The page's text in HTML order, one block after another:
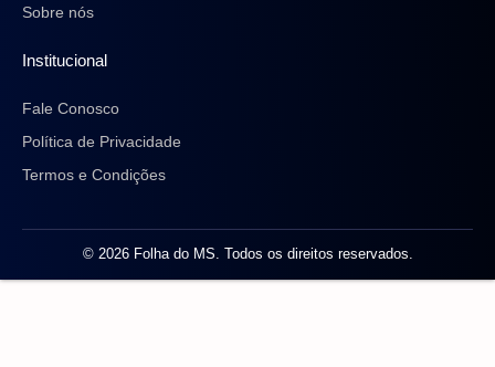
Sobre nós
Institucional
Fale Conosco
Política de Privacidade
Termos e Condições
© 2026 Folha do MS. Todos os direitos reservados.